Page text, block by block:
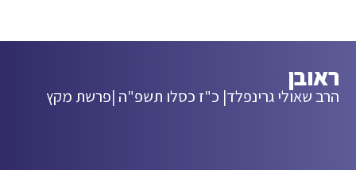
ראובן
הרב שאולי גרינפלד| כ"ז כסלו תשפ"ה |פרשת מקץ